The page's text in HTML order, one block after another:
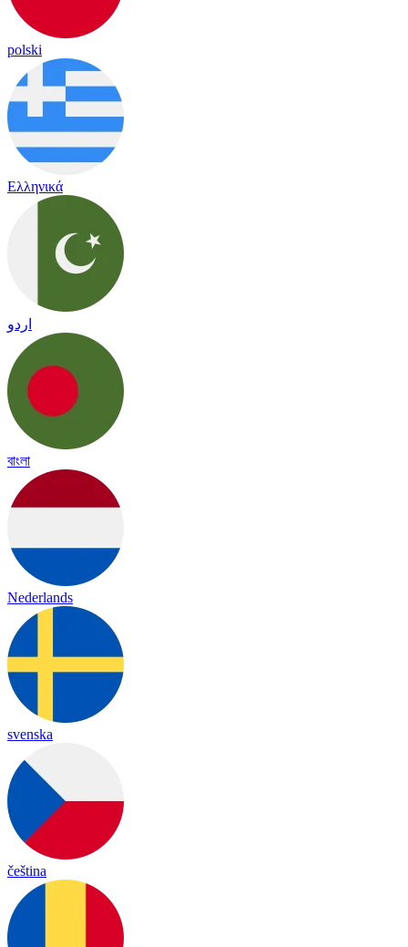
polski
Ελληνικά
اردو
বাংলা
Nederlands
svenska
čeština